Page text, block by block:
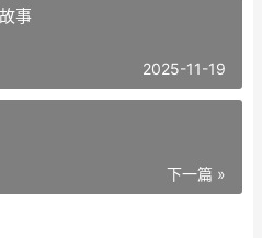
事
2025-11-19
下一篇 »